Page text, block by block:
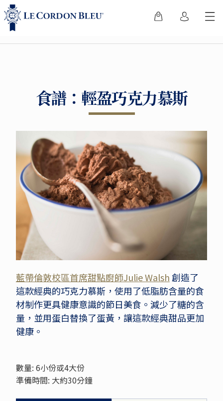
食譜：輕盈巧克力慕斯
藍帶倫敦校區首席甜點廚師Julie Walsh 創造了
這款經典的巧克力慕斯，使用了低脂肪含量的食
材制作更具健康意識的節日美食。減少了糖的含
量，並用蛋白替換了蛋黃，讓這款經典甜品更加
健康。
數量: 6小份或4大份
準備時間: 大約30分鐘